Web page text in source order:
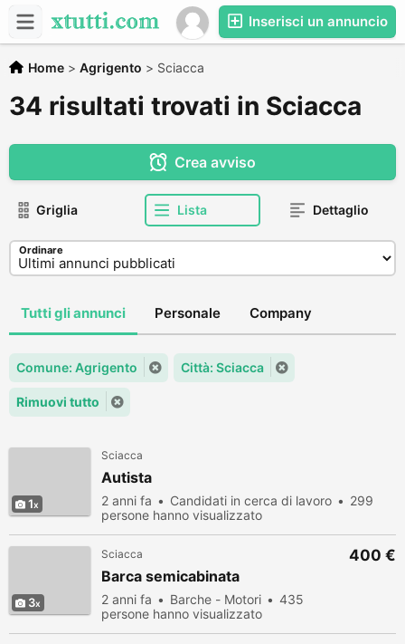
Inserisci un annuncio
Home > Agrigento > Sciacca
34 risultati trovati in Sciacca
Crea avviso
Griglia Lista Dettaglio
Ordinare
Tutti gli annunci Personale Company
Comune: Agrigento Città: Sciacca
Rimuovi tutto
1
Sciacca
Autista
2 anni fa Candidati in cerca di lavoro
299
persone hanno visualizzato
3
Sciacca
Barca semicabinata
2 anni fa Barche - Motori
435
persone hanno visualizzato
400 €